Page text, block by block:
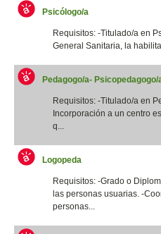
Psicólogo/a
Requisitos: -Titulado/a en
General Sanitaria, la
Pedagogo/a- Psicopedagogo/
Requisitos: -Titulado/a en
Incorporación a un centro
q...
Logopeda
Requisitos: -Grado o
las personas usuarias. -
personas...